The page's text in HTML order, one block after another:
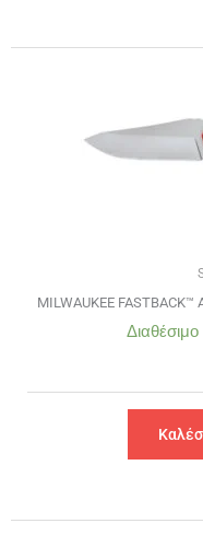
MILWAUKEE